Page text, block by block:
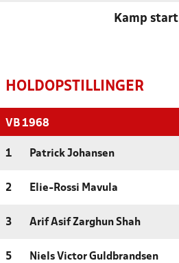
Kamp start
HOLDOPSTILLINGER
VB 1968
1 Patrick Johansen
2 Elie-Rossi Mavula
3 Arif Asif Zarghun Shah
5 Niels Victor Guldbrandsen